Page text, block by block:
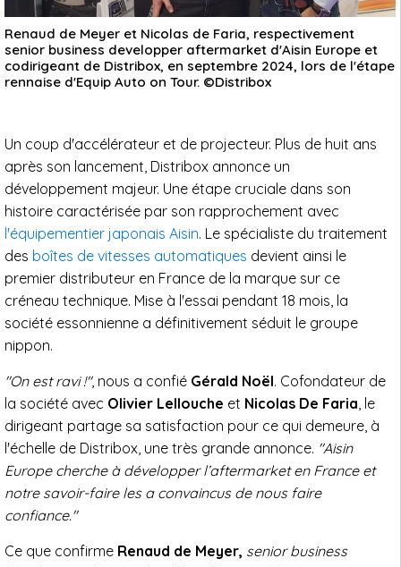
Renaud de Meyer et Nicolas de Faria, respectivement
senior business developper aftermarket d'Aisin Europe et
codirigeant de Distribox, en septembre 2024, lors de l'étape
rennaise d'Equip Auto on Tour. ©Distribox
Un coup d'accélérateur et de projecteur. Plus de huit ans
après son lancement, Distribox annonce un
développement majeur. Une étape cruciale dans son
histoire caractérisée par son rapprochement avec
l'équipementier japonais Aisin. Le spécialiste du traitement
des boîtes de vitesses automatiques devient ainsi le
premier distributeur en France de la marque sur ce
créneau technique. Mise à l'essai pendant 18 mois, la
société essonnienne a définitivement séduit le groupe
nippon.
"On est ravi !", nous a confié Gérald Noël. Cofondateur de
la société avec Olivier Lellouche et Nicolas De Faria , le
dirigeant partage sa satisfaction pour ce qui demeure, à
l'échelle de Distribox, une très grande annonce. "Aisin
Europe cherche à développer l’aftermarket en France et
notre savoir-faire les a convaincus de nous faire
confiance."
Ce que confirme Renaud de Meyer, senior business